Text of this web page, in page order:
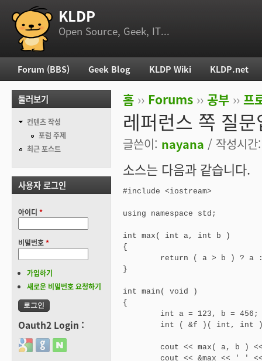
부 메뉴 KLDP
Open Source, Geek, IT...
현재 위치
홈 ›› Forums ›› 공부 ›› 프
레퍼런스 쪽 질
글쓴이: nayana / 작성시
소스는 다음과 같습니다.
#include <iostream>
using namespace std;
int max( int a, int b )
{
}
int main( void )
{
주 메뉴
Forum (BBS) Geek Blog KLDP Wiki KLDP.net
둘러보기
컨텐츠 작성
포럼 주제
최근 포스트
사용자 로그인
아이디 *
비밀번호*
가입하기
새로운 비밀번호 요청하기
Oauth2 Login :
Login with Google
Login with GitHub
Login with Naver